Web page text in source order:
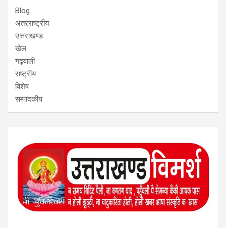
Blog
अंतरराष्ट्रीय
उत्तराखण्ड
खेल
गढ़वाली
राष्ट्रीय
विशेष
सम्पादकीय